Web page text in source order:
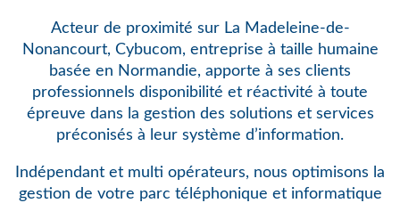
Acteur de proximité sur La Madeleine-de-
Nonancourt, Cybucom, entreprise à taille humaine
basée en Normandie, apporte à ses clients
professionnels disponibilité et réactivité à toute
épreuve dans la gestion des solutions et services
préconisés à leur système d’information.
Indépendant et multi opérateurs, nous optimisons la
gestion de votre parc téléphonique et informatique